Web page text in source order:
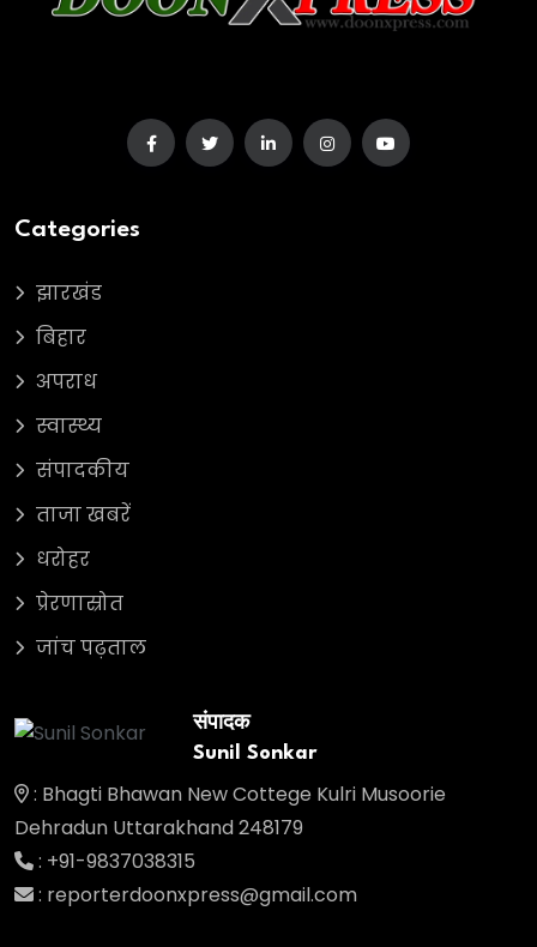
Categories
झारखंड
बिहार
अपराध
स्वास्थ्य
संपादकीय
ताजा खबरें
धरोहर
प्रेरणास्रोत
जांच पढ़ताल
संपादक
Sunil Sonkar
: Bhagti Bhawan New Cottege Kulri Musoorie
Dehradun Uttarakhand 248179
: +91-9837038315
: reporterdoonxpress@gmail.com